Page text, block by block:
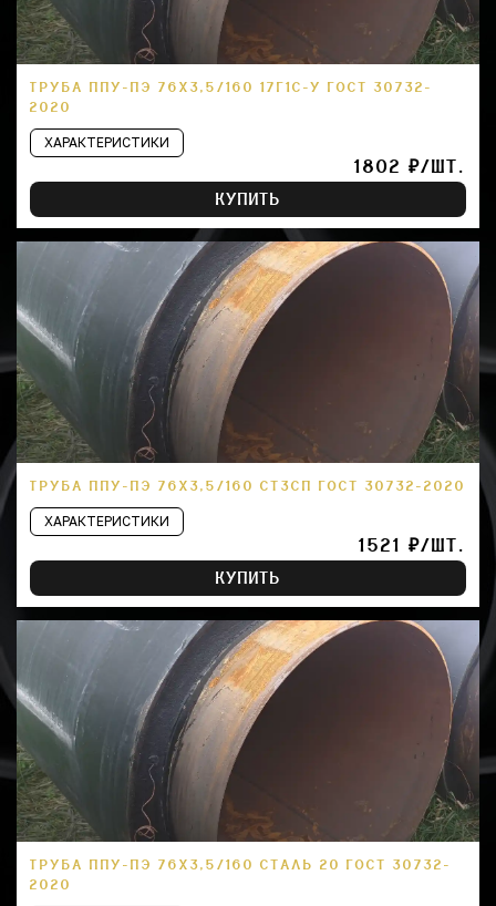
ТРУБА ППУ-ПЭ 76Х3,5/160 17Г1С-У ГОСТ 30732-
2020
ХАРАКТЕРИСТИКИ
1802 ₽/ШТ.
КУПИТЬ
ТРУБА ППУ-ПЭ 76Х3,5/160 СТ3СП ГОСТ 30732-2020
ХАРАКТЕРИСТИКИ
1521 ₽/ШТ.
КУПИТЬ
ТРУБА ППУ-ПЭ 76Х3,5/160 СТАЛЬ 20 ГОСТ 30732-
2020